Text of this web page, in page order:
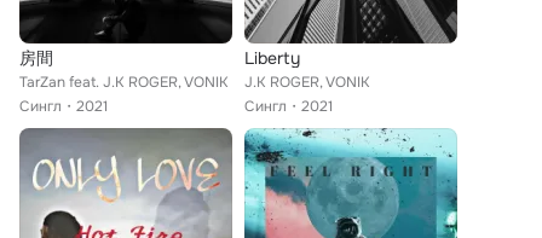
房間
TarZan feat. J.K ROGER, VONIK
Сингл
2021
Liberty
J.K ROGER, VONIK
Сингл
2021